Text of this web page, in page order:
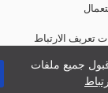
جميع ملفات
تعريف الارتباط